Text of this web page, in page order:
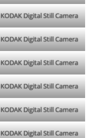
KODAK Digital Still Camera
KODAK Digital Still Camera
KODAK Digital Still Camera
KODAK Digital Still Camera
KODAK Digital Still Camera
KODAK Digital Still Camera